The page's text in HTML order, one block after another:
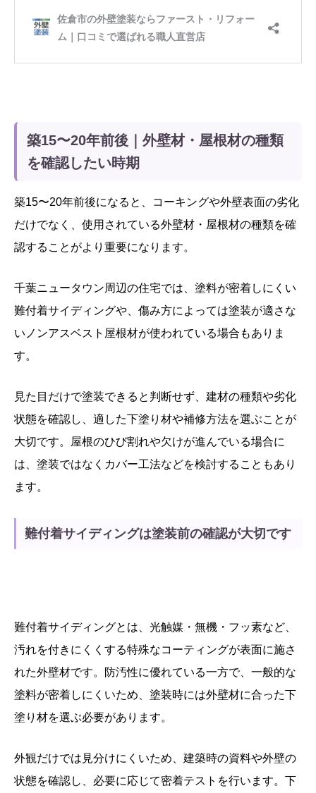
築15〜20年前後｜外壁材・屋根材の種類
を確認したい時期
築15〜20年前後になると、コーキングや外壁表面の劣化
だけでなく、使用されている外壁材・屋根材の種類を確
認することがより重要になります。
千葉ニュータウン周辺の住宅では、塗料が密着しにくい
難付着サイディングや、傷み方によっては塗装が適さな
いノンアスベスト屋根材が使われている場合もありま
す。
見た目だけで塗装できると判断せず、建材の種類や劣化
状態を確認し、適した下塗り材や補修方法を選ぶことが
大切です。屋根のひび割れや欠けが進んでいる場合に
は、塗装ではなくカバー工法などを検討することもあり
ます。
難付着サイディングは塗装前の確認が大切です
難付着サイディングとは、光触媒・無機・フッ素など、
汚れを付きにくくする特殊なコーティングが表面に施さ
れた外壁材です。防汚性に優れている一方で、一般的な
塗料が密着しにくいため、塗装時には外壁材に合った下
塗り材を選ぶ必要があります。
外観だけでは見分けにくいため、建築時の資料や外壁の
状態を確認し、必要に応じて密着テストを行います。下